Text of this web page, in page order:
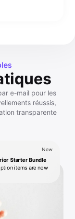
e-mail pour les
réussis,
transparente
Now
Starter Bundle
items are now